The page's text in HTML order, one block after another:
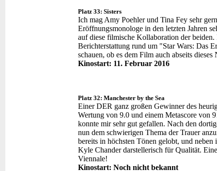
Platz 33: Sisters
Ich mag Amy Poehler und Tina Fey sehr
Eröffnungsmonologe in den letzten Jahren
auf diese filmische Kollaboration der
Berichterstattung rund um "Star Wars: Das
schauen, ob es dem Film auch abseits
Kinostart: 11. Februar 2016
Platz 32: Manchester by the Sea
Einer DER ganz großen Gewinner des
Wertung von 9.0 und einem Metascore von
konnte mir sehr gut gefallen. Nach den
nun dem schwierigen Thema der Trauer
bereits in höchsten Tönen gelobt, und
Kyle Chander darstellerisch für Qualität.
Viennale!
Kinostart: Noch nicht bekannt